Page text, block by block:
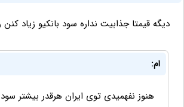
دیگه قیمتا جذابیت نداره سود بانکیو زیاد
ام:
هنوز نفهمیدی توی ایران هرقدر بیشتر